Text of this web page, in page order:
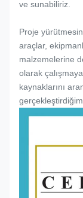
ve sunabiliriz.
Proje
araçlar,
malzemelerine
olarak
kaynaklarını